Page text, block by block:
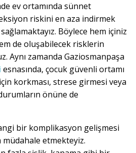
ev ortamında sünnet
riskini en aza indirmek
Böylece hem içiniz
de oluşabilecek risklerin
Aynı zamanda Gaziosmanpaşa
esnasında, çocuk güvenli ortamı
korkması, strese girmesi veya
önüne de
bir komplikasyon gelişmesi
etmekteyiz.